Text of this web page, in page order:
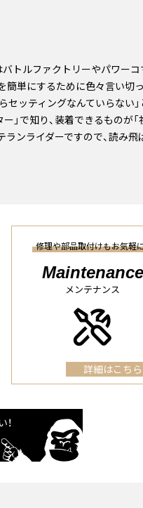
トルファクトリーやパワー
単にするために色々言い切
セッティングなんていらない
」で知り、装着できるものが
ランライダーですので、読み飛
修理や部品取付けもお気軽
Maintenance
メンテナンス
詳細はこちら
！